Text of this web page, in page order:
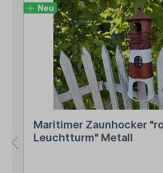
Neu
Maritimer Zaunhocker
Leuchtturm" Metall